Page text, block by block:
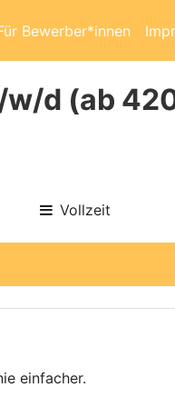
Bewerber*innen
w/d (ab
Vollzeit
einfacher.